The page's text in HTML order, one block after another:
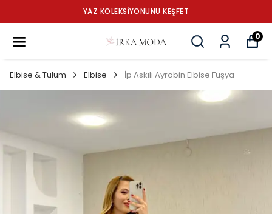
YAZ KOLEKSİYONUNU KEŞFET
0
Elbise & Tulum Elbise İp Askılı Ayrobin Elbise Fuşya